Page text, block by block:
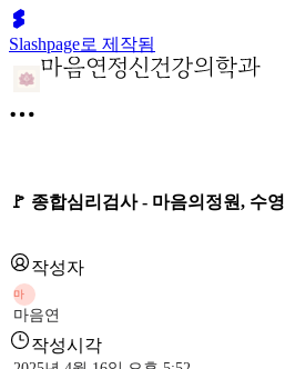
Slashpage로 제작됨
🚩 종합심리검사 - 마음의정원, 수
작성자
마
마음연
작성시각